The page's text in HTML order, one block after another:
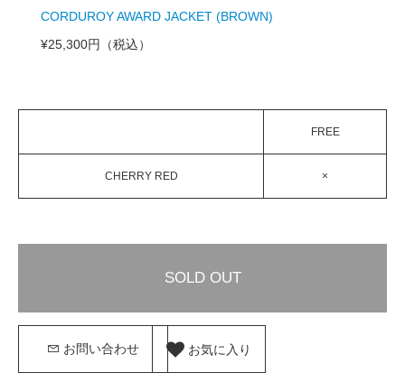
CORDUROY AWARD JACKET (BROWN)
¥25,300円
（税込）
FREE
CHERRY RED ×
SOLD OUT
お問い合わせ お気に入り